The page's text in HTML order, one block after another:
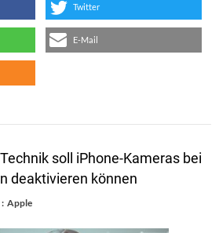
Twitter
E-Mail
soll iPhone-Kameras bei
deaktivieren können
Apple